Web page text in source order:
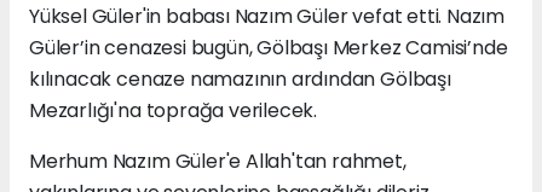
Yüksel Güler'in babası Nazım Güler vefat etti. Nazım
Güler’in cenazesi bugün, Gölbaşı Merkez Camisi’nde
kılınacak cenaze namazının ardından Gölbaşı
Mezarlığı'na toprağa verilecek.
Merhum Nazım Güler'e Allah'tan rahmet,